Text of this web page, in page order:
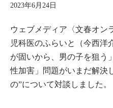
2023年6月24日
ウェブメディア〈文春オン
児科医のふらいと（今西洋
が固いから、男の子を狙
性加害」問題がいまだ解決
の”について対談しました。